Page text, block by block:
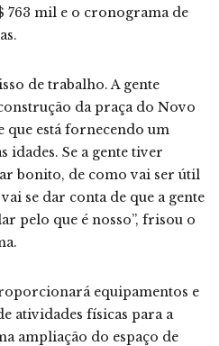
763 mil e o cronograma de
de trabalho. A gente
da praça do Novo
que está fornecendo um
idades. Se a gente tiver
bonito, de como vai ser útil
se dar conta de que a gente
pelo que é nosso”, frisou o
equipamentos e
atividades físicas para a
ampliação do espaço de